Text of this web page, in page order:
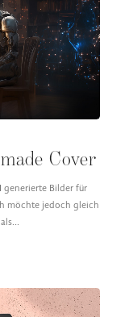
Cover
generierte Bilder für
möchte jedoch gleich